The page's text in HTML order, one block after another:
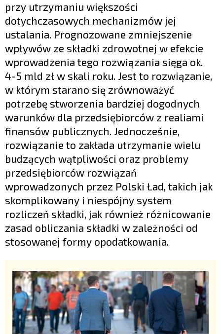
przy utrzymaniu większości
dotychczasowych mechanizmów jej
ustalania. Prognozowane zmniejszenie
wpływów ze składki zdrowotnej w efekcie
wprowadzenia tego rozwiązania sięga ok.
4-5 mld zł w skali roku. Jest to rozwiązanie,
w którym starano się zrównoważyć
potrzebę stworzenia bardziej dogodnych
warunków dla przedsiębiorców z realiami
finansów publicznych. Jednocześnie,
rozwiązanie to zakłada utrzymanie wielu
budzących wątpliwości oraz problemy
przedsiębiorców rozwiązań
wprowadzonych przez Polski Ład, takich jak
skomplikowany i niespójny system
rozliczeń składki, jak również różnicowanie
zasad obliczania składki w zależności od
stosowanej formy opodatkowania.